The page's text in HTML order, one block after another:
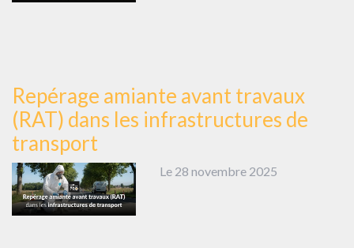
Repérage amiante avant travaux
(RAT) dans les infrastructures de
transport
Le 28 novembre 2025